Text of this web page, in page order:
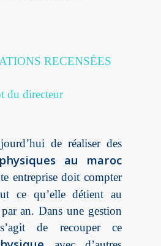
RECENSÉES
du directeur
de réaliser des
au maroc
entreprise doit compter
ce qu’elle détient au
an. Dans une gestion
de recouper ce